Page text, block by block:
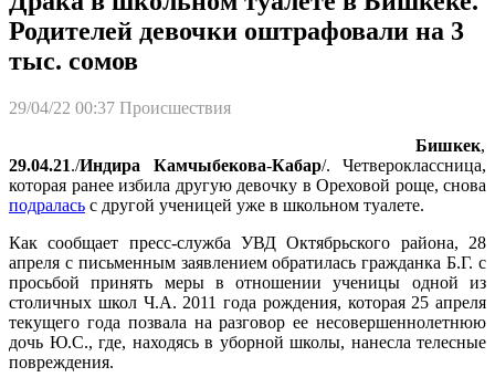
Родителей девочки оштрафовали на 3
тыс. сомов
29/04/22 00:37 Происшествия
Бишкек,
29.04.21./Индира Камчыбекова-Кабар/. Четвероклассница,
которая ранее избила другую девочку в Ореховой роще, снова
подралась с другой ученицей уже в школьном туалете.
Как сообщает пресс-служба УВД Октябрьского района, 28
апреля с письменным заявлением обратилась гражданка Б.Г. с
просьбой принять меры в отношении ученицы одной из
столичных школ Ч.А. 2011 года рождения, которая 25 апреля
текущего года позвала на разговор ее несовершеннолетнюю
дочь Ю.С., где, находясь в уборной школы, нанесла телесные
повреждения.